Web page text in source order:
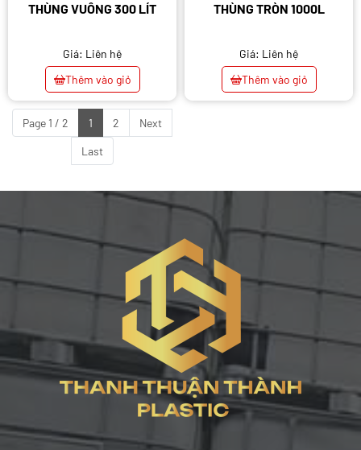
THÙNG VUÔNG 300 LÍT
Giá: Liên hệ
Thêm vào giỏ
THÙNG TRÒN 1000L
Giá: Liên hệ
Thêm vào giỏ
Page 1 / 2 1 2 Next
Last